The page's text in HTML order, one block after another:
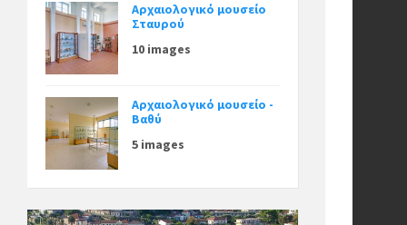
Αρχαιολογικό μουσείο
Σταυρού
10 images
Αρχαιολογικό μουσείο -
Βαθύ
5 images